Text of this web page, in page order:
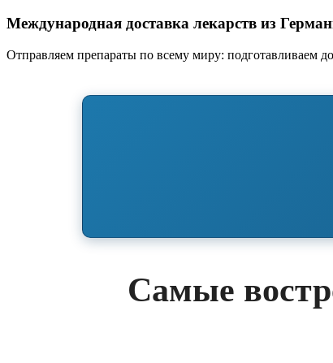
Международная доставка лекарств из
Отправляем препараты по всему миру: подготавливаем
Самые